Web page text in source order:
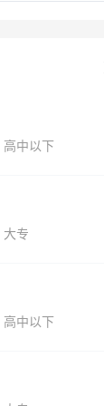
高中以下
大专
高中以下